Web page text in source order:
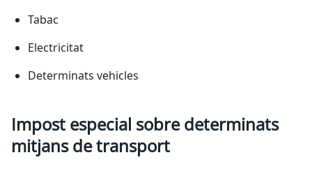
Tabac
Electricitat
Determinats vehicles
Impost especial sobre determinats
mitjans de transport